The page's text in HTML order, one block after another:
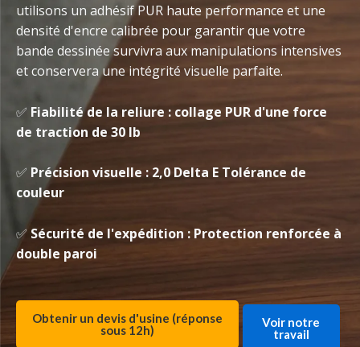
utilisons un adhésif PUR haute performance et une
densité d'encre calibrée pour garantir que votre
bande dessinée survivra aux manipulations intensives
et conservera une intégrité visuelle parfaite.
✅ Fiabilité de la reliure : collage PUR d'une force
de traction de 30 lb
✅ Précision visuelle : 2,0 Delta E Tolérance de
couleur
✅ Sécurité de l'expédition : Protection renforcée à
double paroi
Obtenir un devis d'usine (réponse
sous 12h)
Voir notre
travail